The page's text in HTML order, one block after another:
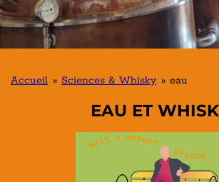
Accueil » Sciences & Whisky » eau
EAU ET